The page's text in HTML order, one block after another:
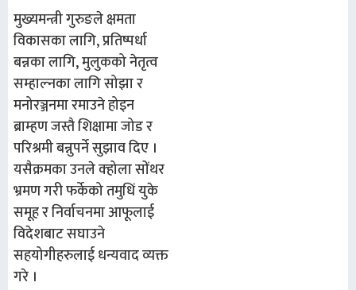
मुख्यमन्त्री गुरुङले क्षमता
विकासका लागि, प्रतिष्पर्धा
बन्नका लागि, मुलुकको नेतृत्व
सम्हाल्नका लागि सोझा र
मनोरञ्जनमा रमाउने होइन
ब्राम्हण जस्तै शिक्षामा जोड र
परिश्रमी बन्नुपर्ने सुझाव दिए ।
यसैक्रमका उनले क्होला सोंथर
भ्रमण गरी फर्केको तमुधिं युके
समूह र निर्वाचनमा आफूलाई
विदेशबाट सघाउने
सहयोगीहरुलाई धन्यवाद व्यक्त
गरे ।